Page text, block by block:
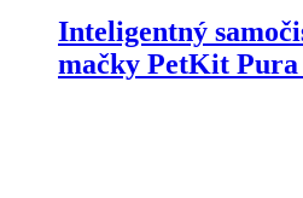
Inteligentný
mačky PetKit